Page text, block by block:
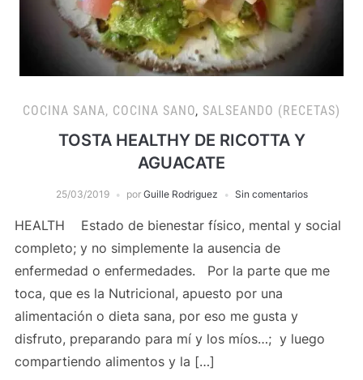
COCINA SANA, COCINA SANO, SALSEANDO (RECETAS)
TOSTA HEALTHY DE RICOTTA Y
AGUACATE
25/03/2019 por Guille Rodriguez Sin comentarios
HEALTH Estado de bienestar físico, mental y social
completo; y no simplemente la ausencia de
enfermedad o enfermedades. Por la parte que me
toca, que es la Nutricional, apuesto por una
alimentación o dieta sana, por eso me gusta y
disfruto, preparando para mí y los míos…; y luego
compartiendo alimentos y la […]